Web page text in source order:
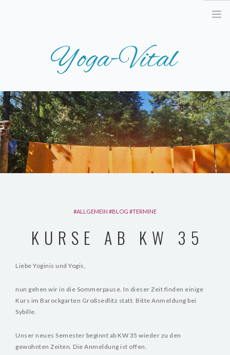
STARTSEITE
AKTUELLES
TERMINE
UNSER ANGEBOT
WAS IST YOGA?
RAUMVERMIETUNG
ALLGEMEIN BLOG TERMINE
KURSE AB KW 35
Liebe Yoginis und Yogis,
nun gehen wir in die Sommerpause. In dieser Zeit finden einige
Kurs im Barockgarten Großsedlitz statt. Bitte Anmeldung bei
Sybille.
Unser neues Semester beginnt ab KW 35 wieder zu den
gewohnten Zeiten. Die Anmeldung ist offen.